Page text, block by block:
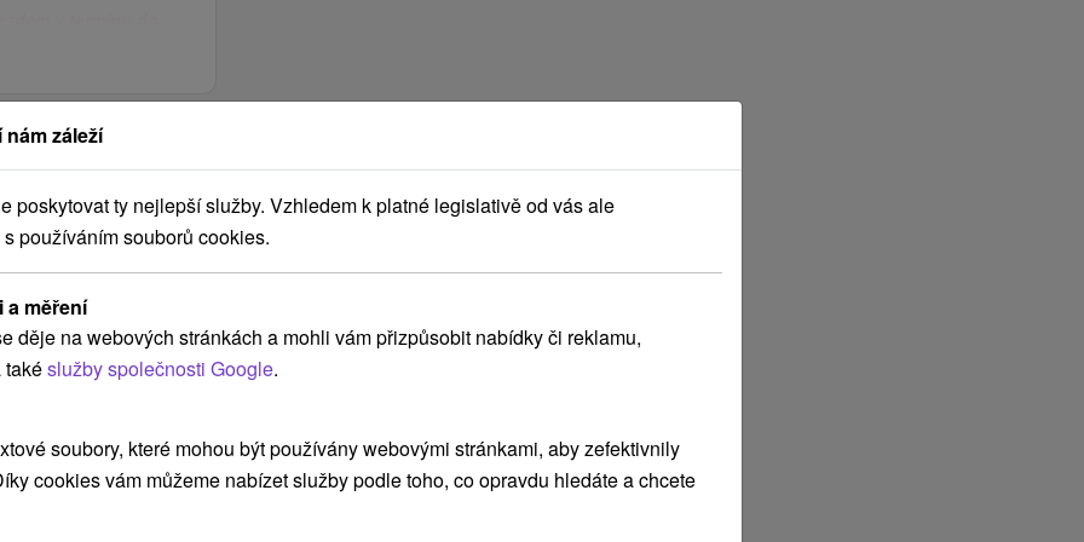
akcemi.
-
10.01.
2015
na
vyžádání
398,00
vyžádání
426,00
restaurace - hotel
**** nebo
je zajištěno
do apartmánu.
a nehlídané.
možné na
probíhá na recepci
v čase 15:00 -
záleží
poskytovat ty nejlepší služby. Vzhledem k platné legislativě od vás ale
používáním souborů cookies.
a měření
děje na webových stránkách a mohli vám přizpůsobit nabídky či reklamu,
takéslužby společnosti Google.
soubory, které mohou být používány webovými stránkami, aby zefektivnily
cookies vám můžeme nabízet služby podle toho, co opravdu hledáte a chcete